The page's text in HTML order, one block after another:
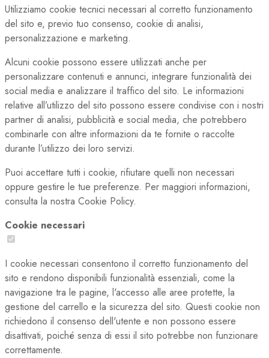
Utilizziamo cookie tecnici necessari al corretto funzionamento
del sito e, previo tuo consenso, cookie di analisi,
personalizzazione e marketing.
Alcuni cookie possono essere utilizzati anche per
personalizzare contenuti e annunci, integrare funzionalità dei
social media e analizzare il traffico del sito. Le informazioni
relative all’utilizzo del sito possono essere condivise con i nostri
partner di analisi, pubblicità e social media, che potrebbero
combinarle con altre informazioni da te fornite o raccolte
durante l’utilizzo dei loro servizi.
Puoi accettare tutti i cookie, rifiutare quelli non necessari
oppure gestire le tue preferenze. Per maggiori informazioni,
consulta la nostra Cookie Policy.
Cookie necessari
I cookie necessari consentono il corretto funzionamento del
sito e rendono disponibili funzionalità essenziali, come la
navigazione tra le pagine, l'accesso alle aree protette, la
gestione del carrello e la sicurezza del sito. Questi cookie non
richiedono il consenso dell'utente e non possono essere
disattivati, poiché senza di essi il sito potrebbe non funzionare
correttamente.